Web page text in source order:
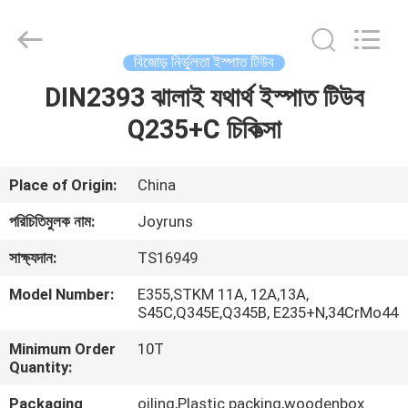
আমাদের
সম্পর্কে
কারখানা
ভ্রমণ
মান
Tube
বিজোড় নির্ভুলতা ইস্পাত টিউব
DIN2393 ঝালাই যথার্থ ইস্পাত টিউব
Q235+C চিকিত্সা
Place of Origin:
China
পরিচিতিমুলক নাম:
Joyruns
সাক্ষ্যদান:
TS16949
Model Number:
E355,STKM 11A, 12A,13A,
S45C,Q345E,Q345B, E235+N,34CrMo44
Minimum Order
Quantity:
10T
Packaging
oiling,Plastic packing,woodenbox